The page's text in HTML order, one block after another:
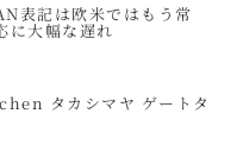
表記は欧米ではもう常
に大幅な遅れ
タカシマヤ ゲートタ